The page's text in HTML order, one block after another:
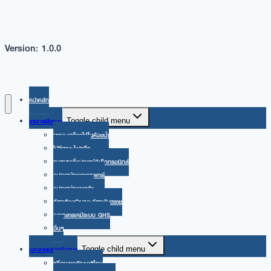
Version: 1.0.0
หน้าหลัก
รายการสิ่งของ Toggle child menu
ยาและเครื่องใช้ในห้องน้ำ
ไม้ขีดและไฟแช็ก
แบตเตอรี่อุปกรณ์อิเล็กทรอนิกส์
อุปกรณ์ทางการแพทย์
อุปกรณ์กลางแจ้ง
วัตถุต้องห้ามและวัตถุอันตราย
ฉลากสารเคมีระบบ GHS
อื่นๆ
เอกสารแสดงตัวตนฯ Toggle child menu
ผู้โดยสารสัญชาติไทย